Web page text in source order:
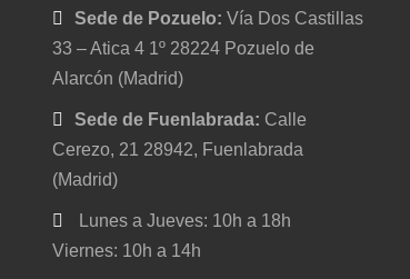
Sede de Pozuelo: Vía Dos Castillas
33 – Atica 4 1º 28224 Pozuelo de
Alarcón (Madrid)
Sede de Fuenlabrada: Calle
Cerezo, 21 28942, Fuenlabrada
(Madrid)
Lunes a Jueves: 10h a 18h
Viernes: 10h a 14h